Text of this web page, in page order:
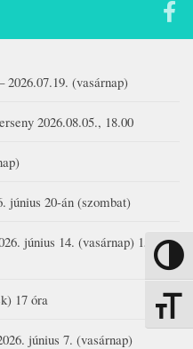
Nagy
(vasárnap)
2026.08.05., 18.00
június 20-án (szombat)
június 14. (vasárnap) 15-17
17 óra
június 7. (vasárnap)